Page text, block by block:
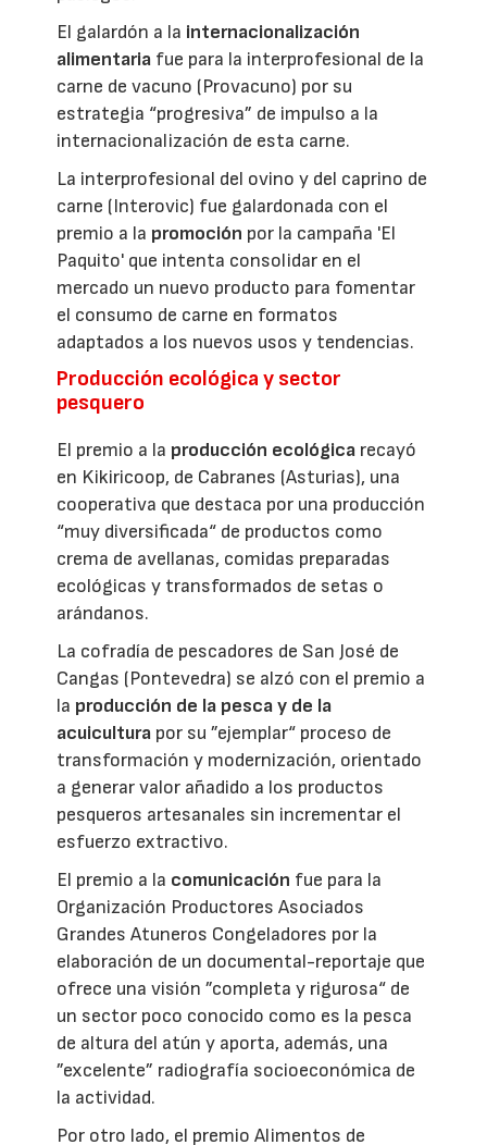
El galardón a la internacionalización
alimentaria fue para la interprofesional de la
carne de vacuno (Provacuno) por su
estrategia “progresiva” de impulso a la
internacionalización de esta carne.
La interprofesional del ovino y del caprino de
carne (Interovic) fue galardonada con el
premio a la promoción por la campaña 'El
Paquito' que intenta consolidar en el
mercado un nuevo producto para fomentar
el consumo de carne en formatos
adaptados a los nuevos usos y tendencias.
Producción ecológica y sector
pesquero
El premio a la producción ecológica recayó
en Kikiricoop, de Cabranes (Asturias), una
cooperativa que destaca por una producción
“muy diversificada“ de productos como
crema de avellanas, comidas preparadas
ecológicas y transformados de setas o
arándanos.
La cofradía de pescadores de San José de
Cangas (Pontevedra) se alzó con el premio a
la producción de la pesca y de la
acuicultura por su ”ejemplar“ proceso de
transformación y modernización, orientado
a generar valor añadido a los productos
pesqueros artesanales sin incrementar el
esfuerzo extractivo.
El premio a la comunicación fue para la
Organización Productores Asociados
Grandes Atuneros Congeladores por la
elaboración de un documental-reportaje que
ofrece una visión ”completa y rigurosa“ de
un sector poco conocido como es la pesca
de altura del atún y aporta, además, una
”excelente” radiografía socioeconómica de
la actividad.
Por otro lado, el premio Alimentos de